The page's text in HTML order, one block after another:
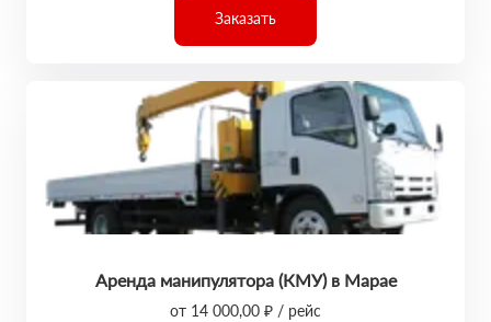
Заказать
Аренда манипулятора (КМУ) в Марае
от 14 000,00 ₽ / рейс